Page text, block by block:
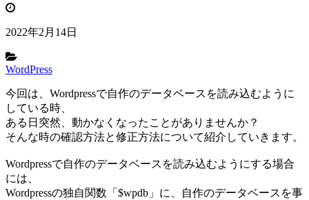
2022年2月14日
WordPress
今回は、Wordpressで自作のデータベースを読み込むように
している時、
ある日突然、動かなくなったことがありませんか？
そんな時の確認方法と修正方法について紹介していきます。
Wordpressで自作のデータベースを読み込むようにする場合
には、
Wordpressの独自関数「$wpdb」に、自作のデータベースを事